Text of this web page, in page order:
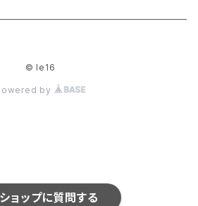
ショップに質問する
© le16
by